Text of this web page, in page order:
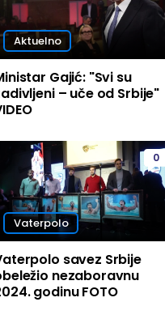
Aktuelno
Gajić: "Svi su
– uče od Srbije"
0
Vaterpolo
savez Srbije
nezaboravnu
godinu FOTO